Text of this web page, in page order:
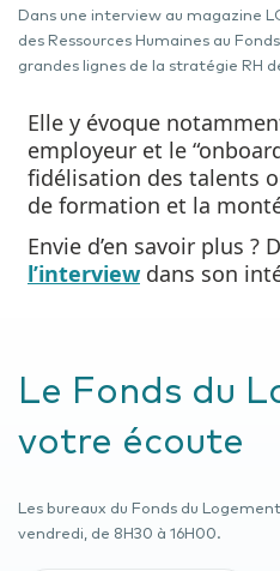
Dans une interview au magazine
des Ressources Humaines au
grandes lignes de la stratégie RH
Elle y évoque
employeur et le
fidélisation des talents
de formation et la
Envie d’en savoir plus ?
l’interview dans son
Le Fonds du
votre écoute
Les bureaux du Fonds du
vendredi, de 8H30 à 16H00.